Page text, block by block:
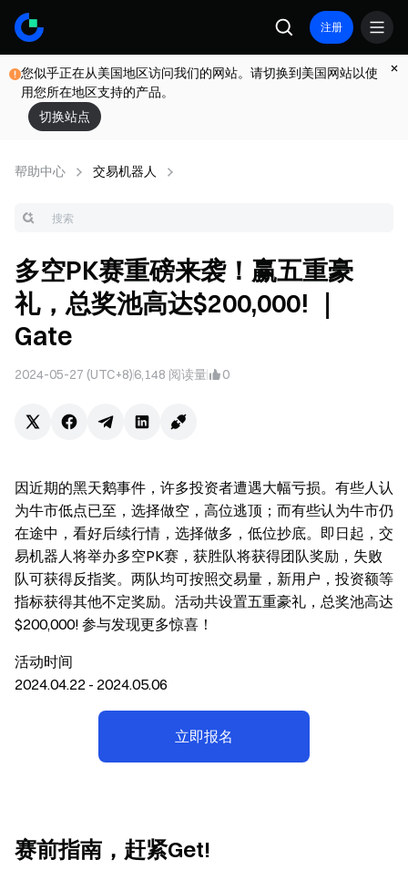
注册
您似乎正在从美国地区访问我们的网站。请切换到美国网站以使
用您所在地区支持的产品。
切换站点
帮助中心 交易机器人
多空PK赛重磅来袭！赢五重豪
礼，总奖池高达$200,000! ｜
Gate
2024-05-27 (UTC+8)6,148 阅读量 0
因近期的黑天鹅事件，许多投资者遭遇大幅亏损。有些人认
为牛市低点已至，选择做空，高位逃顶；而有些认为牛市仍
在途中，看好后续行情，选择做多，低位抄底。即日起，交
易机器人将举办多空PK赛，获胜队将获得团队奖励，失败
队可获得反指奖。两队均可按照交易量，新用户，投资额等
指标获得其他不定奖励。活动共设置五重豪礼，总奖池高达
$200,000! 参与发现更多惊喜！
活动时间
2024.04.22 - 2024.05.06
立即报名
赛前指南，赶紧Get!